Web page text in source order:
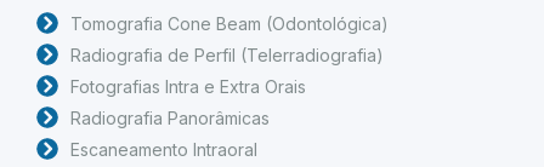
Tomografia Cone Beam (Odontológica)
Radiografia de Perfil (Telerradiografia)
Fotografias Intra e Extra Orais
Radiografia Panorâmicas
Escaneamento Intraoral